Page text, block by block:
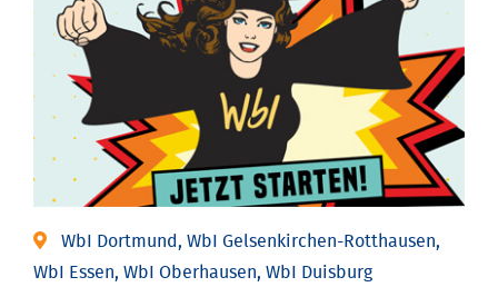
WbI Dortmund, WbI Gelsenkirchen-Rotthausen,
WbI Essen, WbI Oberhausen, WbI Duisburg